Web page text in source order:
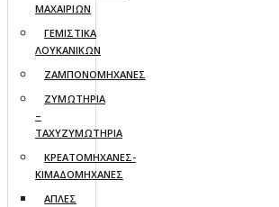
ΜΑΧΑΙΡΙΩΝ
ΓΕΜΙΣΤΙΚΑ
ΛΟΥΚΑΝΙΚΩΝ
ΖΑΜΠΟΝΟΜΗΧΑΝΕΣ
ΖΥΜΩΤΗΡΙΑ
–
ΤΑΧΥΖΥΜΩΤΗΡΙΑ
ΚΡΕΑΤΟΜΗΧΑΝΕΣ-
ΚΙΜΑΔΟΜΗΧΑΝΕΣ
ΑΠΛΕΣ